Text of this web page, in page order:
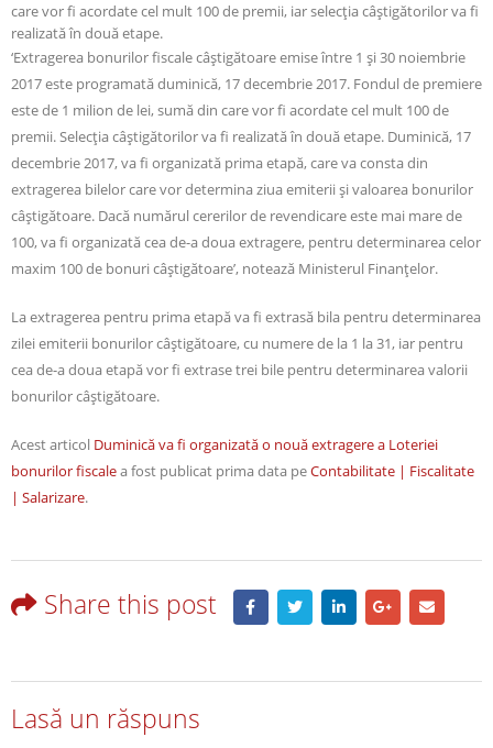
care vor fi acordate cel mult 100 de premii, iar selecţia câştigătorilor va fi
realizată în două etape.
‘Extragerea bonurilor fiscale câştigătoare emise între 1 şi 30 noiembrie
2017 este programată duminică, 17 decembrie 2017. Fondul de premiere
este de 1 milion de lei, sumă din care vor fi acordate cel mult 100 de
premii. Selecţia câştigătorilor va fi realizată în două etape. Duminică, 17
decembrie 2017, va fi organizată prima etapă, care va consta din
extragerea bilelor care vor determina ziua emiterii şi valoarea bonurilor
câştigătoare. Dacă numărul cererilor de revendicare este mai mare de
100, va fi organizată cea de-a doua extragere, pentru determinarea celor
maxim 100 de bonuri câştigătoare’, notează Ministerul Finanţelor.
La extragerea pentru prima etapă va fi extrasă bila pentru determinarea
zilei emiterii bonurilor câştigătoare, cu numere de la 1 la 31, iar pentru
cea de-a doua etapă vor fi extrase trei bile pentru determinarea valorii
bonurilor câştigătoare.
Acest articol Duminică va fi organizată o nouă extragere a Loteriei
bonurilor fiscalea fost publicat prima data peContabilitate | Fiscalitate
| Salarizare.
Share this post
Lasă un răspuns